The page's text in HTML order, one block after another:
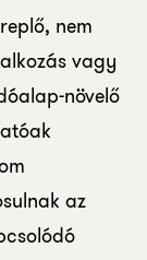
nem
vagy
növelő
az